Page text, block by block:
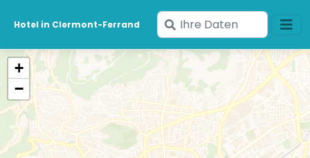
Hotel in Clermont-Ferrand
Geben
Sie
Ihre
Daten
ein
+
−